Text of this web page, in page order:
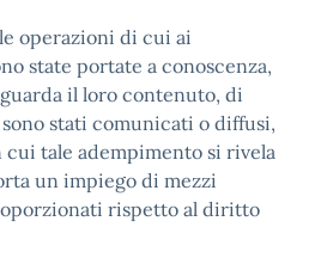
operazioni di cui ai
state portate a conoscenza,
il loro contenuto, di
stati comunicati o diffusi,
tale adempimento si rivela
un impiego di mezzi
rispetto al diritto